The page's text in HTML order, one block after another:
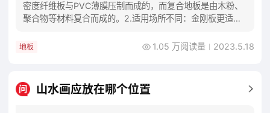
密度纤维板与PVC薄膜压制而成的，而复合地板是由木粉、
聚合物等材料复合而成的。2.适用场所不同：金刚板更适用
地板 1.05 万阅读量 2023.5.18
问 山水画应放在哪个位置